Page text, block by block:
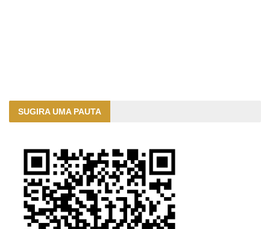
SUGIRA UMA PAUTA